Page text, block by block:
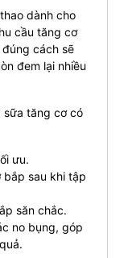
dành cho
cầu tăng cơ
cách sẽ
đem lại nhiều
sữa tăng cơ có
ưu.
sau khi tập
săn chắc.
no bụng, góp